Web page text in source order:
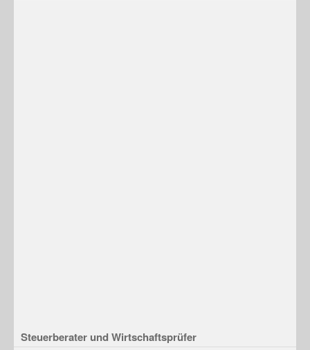
Steuerberater und Wirtschaftsprüfer